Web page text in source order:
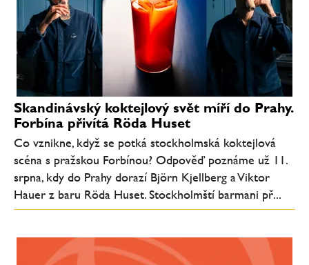
Skandinávský koktejlový svět míří do Prahy.
Forbína přivítá Röda Huset
Co vznikne, když se potká stockholmská koktejlová
scéna s pražskou Forbínou? Odpověď poznáme už 11.
srpna, kdy do Prahy dorazí Björn Kjellberg a Viktor
Hauer z baru Röda Huset. Stockholmští barmani př...